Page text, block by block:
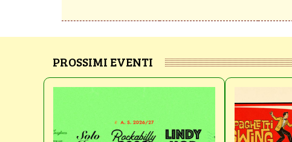
PROSSIMI EVENTI